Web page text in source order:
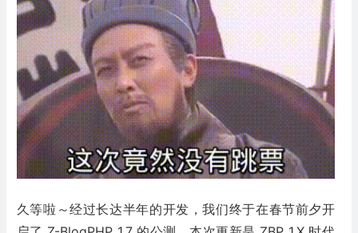
久等啦～经过长达半年的开发，我们终于在春节前夕开